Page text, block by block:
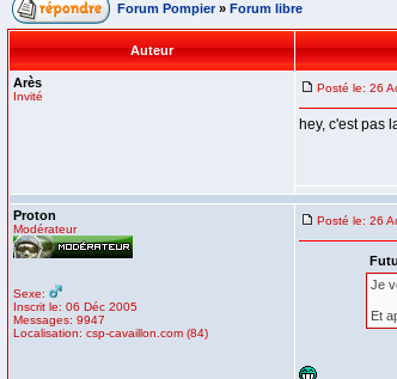
Forum Pompier » Forum libre
Auteur
Arès
Invité
Posté le: 26
hey, c'est pas
Proton
Modérateur
Sexe:
Inscrit le: 06 Déc 2005
Messages: 9947
Localisation: csp-cavaillon.com (84)
Posté le: 26
Je
Et